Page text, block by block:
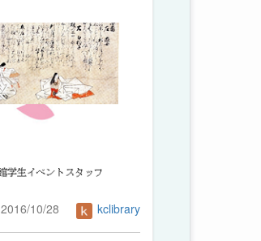
2016/10/28 kclibrary